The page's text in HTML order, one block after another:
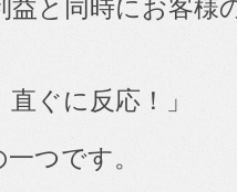
益と同時にお客様
ぐに反応！」
つです。